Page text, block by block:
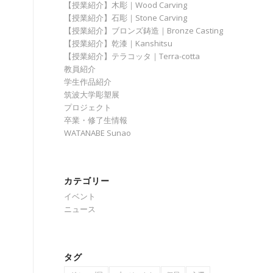
【授業紹介】木彫｜Wood Carving
【授業紹介】石彫｜Stone Carving
【授業紹介】ブロンズ鋳造｜Bronze Casting
【授業紹介】乾漆｜Kanshitsu
【授業紹介】テラコッタ｜Terra-cotta
教員紹介
学生作品紹介
筑波大学彫塑展
プロジェクト
卒業・修了生情報
WATANABE Sunao
カテゴリー
イベント
ニュース
タグ